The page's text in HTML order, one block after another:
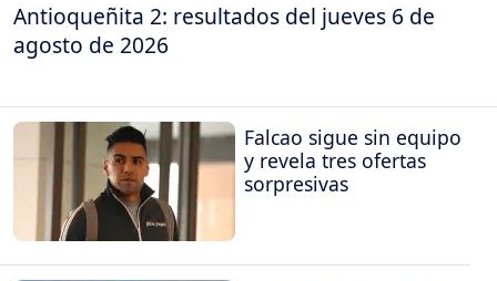
Antioqueñita 2: resultados del jueves 6 de
agosto de 2026
Falcao sigue sin equipo
y revela tres ofertas
sorpresivas